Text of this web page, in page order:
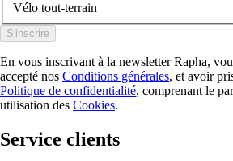
Vélo tout-terrain
S'inscrire
En vous inscrivant à la newsletter Rapha,
accepté nos Conditions générales, et avoir
Politique de confidentialité, comprenant le
utilisation des Cookies.
Service clients